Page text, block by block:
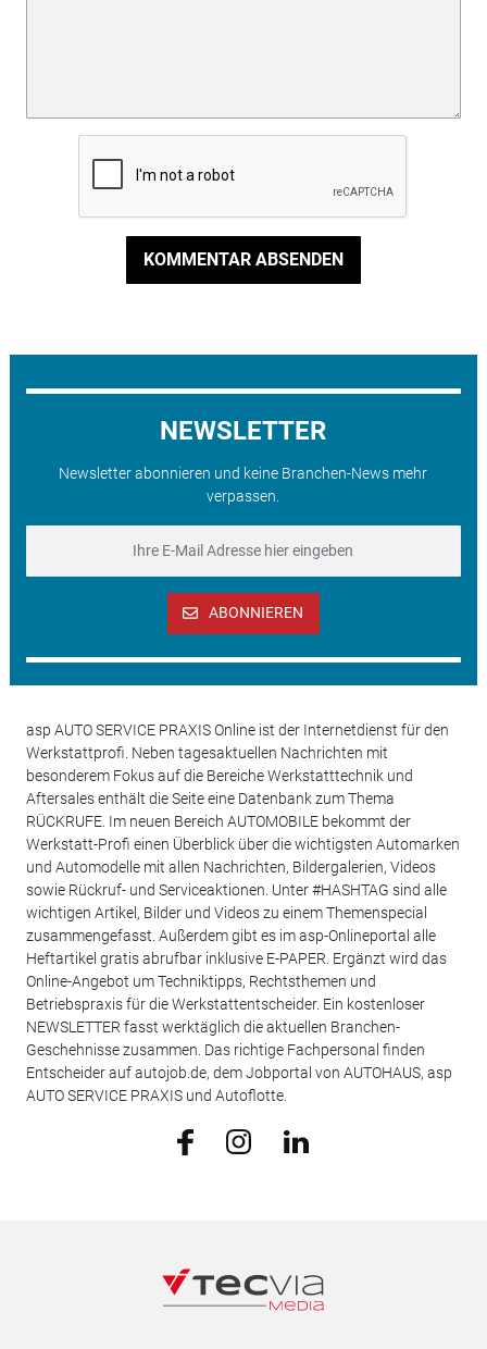
KOMMENTAR ABSENDEN
NEWSLETTER
Newsletter abonnieren und keine Branchen-News mehr
verpassen.
ABONNIEREN
asp AUTO SERVICE PRAXIS Online ist der Internetdienst für den
Werkstattprofi. Neben tagesaktuellen Nachrichten mit
besonderem Fokus auf die Bereiche Werkstatttechnik und
Aftersales enthält die Seite eine Datenbank zum Thema
RÜCKRUFE. Im neuen Bereich AUTOMOBILE bekommt der
Werkstatt-Profi einen Überblick über die wichtigsten Automarken
und Automodelle mit allen Nachrichten, Bildergalerien, Videos
sowie Rückruf- und Serviceaktionen. Unter #HASHTAG sind alle
wichtigen Artikel, Bilder und Videos zu einem Themenspecial
zusammengefasst. Außerdem gibt es im asp-Onlineportal alle
Heftartikel gratis abrufbar inklusive E-PAPER. Ergänzt wird das
Online-Angebot um Techniktipps, Rechtsthemen und
Betriebspraxis für die Werkstattentscheider. Ein kostenloser
NEWSLETTER fasst werktäglich die aktuellen Branchen-
Geschehnisse zusammen. Das richtige Fachpersonal finden
Entscheider auf autojob.de, dem Jobportal von AUTOHAUS, asp
AUTO SERVICE PRAXIS und Autoflotte.